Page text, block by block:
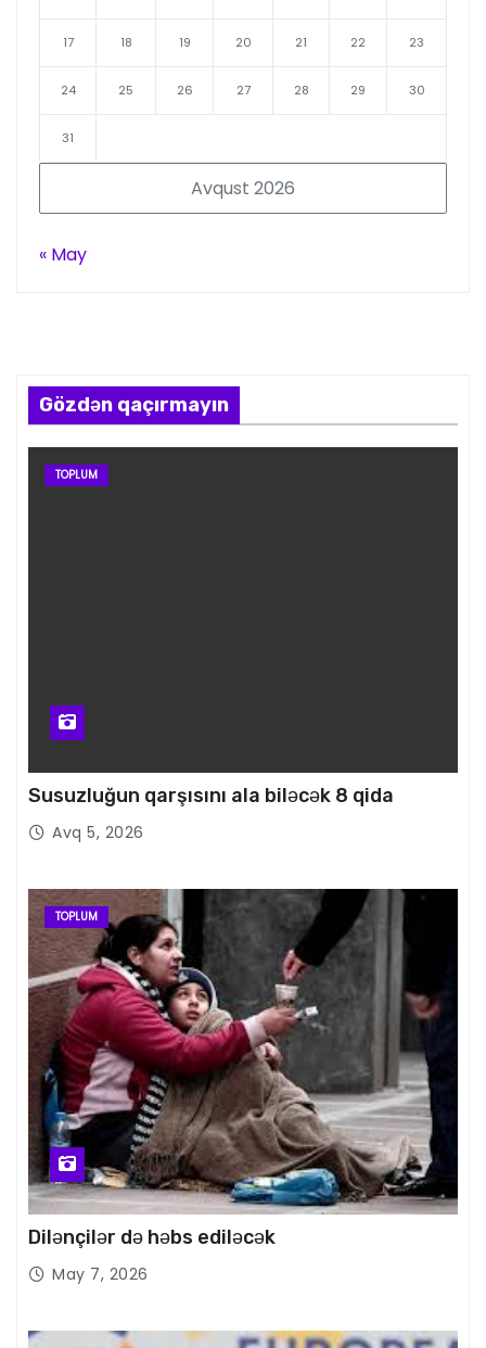
Avqust 2026
17 18 19 20 21 22 23
24 25 26 27 28 29 30
31
« May
Gözdən qaçırmayın
TOPLUM
Susuzluğun qarşısını ala biləcək 8 qida
Avq 5, 2026
TOPLUM
Dilənçilər də həbs ediləcək
May 7, 2026